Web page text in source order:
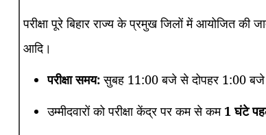
परीक्षा पूरे बिहार राज्य के प्रमुख जिलों में आयोजित की
आदि।
परीक्षा समय:सुबह 11:00 बजे से दोपहर 1:00
उम्मीदवारों को परीक्षा केंद्र पर कम से कम1 घंटे